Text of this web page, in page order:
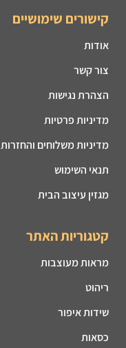
קישורים שימושיים
אודות
צור קשר
הצהרת נגישות
מדיניות פרטיות
מדיניות משלוחים והחזרות
תנאי השימוש
מגזין עיצוב הבית
קטגוריות האתר
מראות מעוצבות
ריהוט
שידות איפור
כסאות